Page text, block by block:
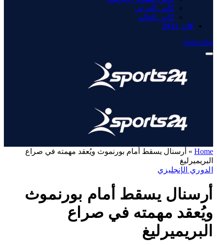
كأس العرش
كأس العالم
كان 2025
Subscribe
Home
» أرسنال يسقط أمام بورنموث ويُعقد مهمته في صراع
البريميرليغ
الدوري الإنجليزي
أرسنال يسقط أمام بورنموث
ويُعقد مهمته في صراع
البريميرليغ